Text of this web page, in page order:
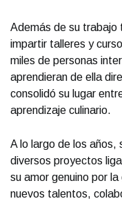
Además de su trabajo
impartir talleres y
miles de personas
aprendieran de ella
consolidó su lugar
aprendizaje culinario.
A lo largo de los años,
diversos proyectos
su amor genuino por
nuevos talentos,